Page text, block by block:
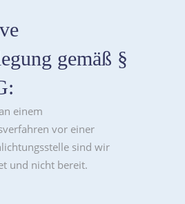
gemäß §
einem
vor einer
sind wir
und nicht bereit.